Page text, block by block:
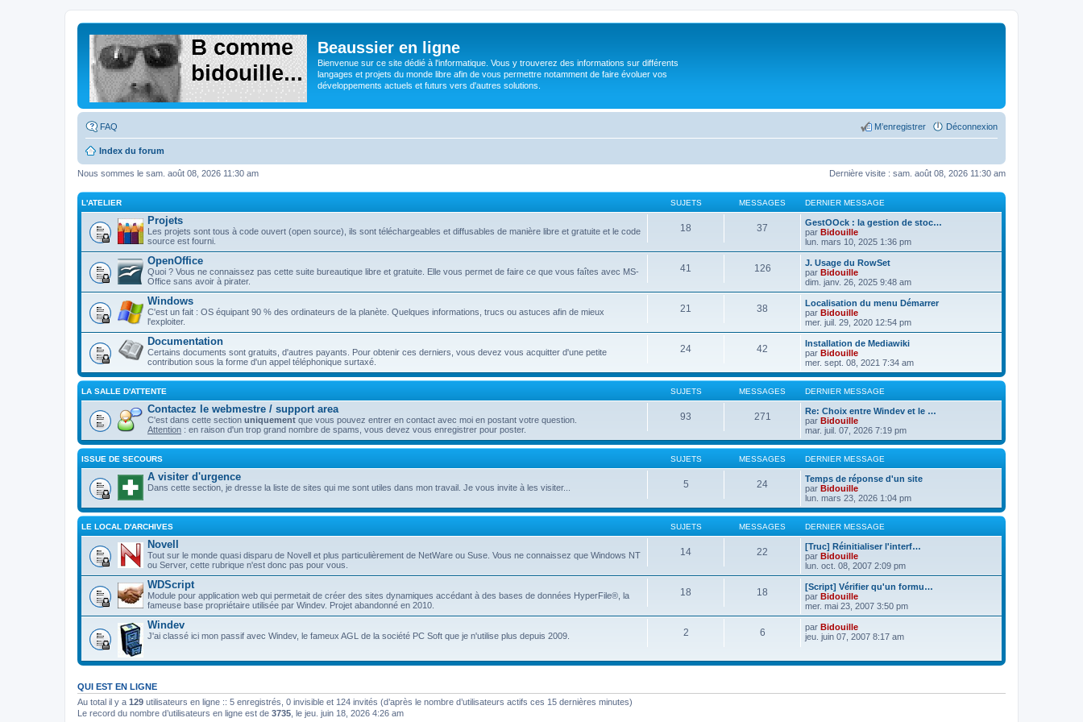
Beaussier en ligne
Bienvenue sur ce site dédié à l'informatique. Vous y trouverez des informations sur différents
langages et projets du monde libre afin de vous permettre notamment de faire évoluer vos
développements actuels et futurs vers d'autres solutions.
FAQ Déconnexion
M’enregistrer
Index du forum
Dernière visite : sam. août 08, 2026 11:30 am
Nous sommes le sam. août 08, 2026 11:30 am
L'ATELIER SUJETS MESSAGES DERNIER MESSAGE
Projets
Les projets sont tous à code ouvert (open source), ils sont téléchargeables et diffusables de manière libre et gratuite et le code
source est fourni.
18 37
GestOOck : la gestion de stoc…
par Bidouille
lun. mars 10, 2025 1:36 pm
OpenOffice
Quoi ? Vous ne connaissez pas cette suite bureautique libre et gratuite. Elle vous permet de faire ce que vous faîtes avec MS-
Office sans avoir à pirater.
41 126
J. Usage du RowSet
par Bidouille
dim. janv. 26, 2025 9:48 am
Windows
C'est un fait : OS équipant 90 % des ordinateurs de la planète. Quelques informations, trucs ou astuces afin de mieux
l'exploiter.
21 38
Localisation du menu Démarrer
par Bidouille
mer. juil. 29, 2020 12:54 pm
Documentation
Certains documents sont gratuits, d'autres payants. Pour obtenir ces derniers, vous devez vous acquitter d'une petite
contribution sous la forme d'un appel téléphonique surtaxé.
24 42
Installation de Mediawiki
par Bidouille
mer. sept. 08, 2021 7:34 am
LA SALLE D'ATTENTE SUJETS MESSAGES DERNIER MESSAGE
Contactez le webmestre / support area
C'est dans cette section uniquement que vous pouvez entrer en contact avec moi en postant votre question.
Attention : en raison d'un trop grand nombre de spams, vous devez vous enregistrer pour poster.
93 271
Re: Choix entre Windev et le …
par Bidouille
mar. juil. 07, 2026 7:19 pm
ISSUE DE SECOURS SUJETS MESSAGES DERNIER MESSAGE
A visiter d'urgence
Dans cette section, je dresse la liste de sites qui me sont utiles dans mon travail. Je vous invite à les visiter... 5 24
Temps de réponse d'un site
par Bidouille
lun. mars 23, 2026 1:04 pm
LE LOCAL D'ARCHIVES SUJETS MESSAGES DERNIER MESSAGE
Novell
Tout sur le monde quasi disparu de Novell et plus particulièrement de NetWare ou Suse. Vous ne connaissez que Windows NT
ou Server, cette rubrique n'est donc pas pour vous.
14 22
[Truc] Réinitialiser l'interf…
par Bidouille
lun. oct. 08, 2007 2:09 pm
WDScript
Module pour application web qui permetait de créer des sites dynamiques accédant à des bases de données HyperFile®, la
fameuse base propriétaire utilisée par Windev. Projet abandonné en 2010.
18 18
[Script] Vérifier qu'un formu…
par Bidouille
mer. mai 23, 2007 3:50 pm
Windev
J'ai classé ici mon passif avec Windev, le fameux AGL de la société PC Soft que je n'utilise plus depuis 2009. 2 6 par Bidouille
jeu. juin 07, 2007 8:17 am
QUI EST EN LIGNE
Au total il y a 129 utilisateurs en ligne :: 5 enregistrés, 0 invisible et 124 invités (d’après le nombre d’utilisateurs actifs ces 15 dernières minutes)
Le record du nombre d’utilisateurs en ligne est de 3735 , le jeu. juin 18, 2026 4:26 am